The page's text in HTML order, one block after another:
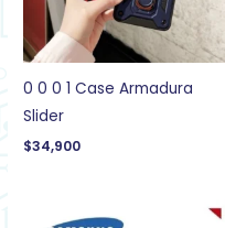
0 0 0 1 Case Armadura
Slider
$34,900